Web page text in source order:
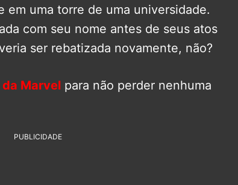
em uma torre de uma universidade.
com seu nome antes de seus atos
ser rebatizada novamente, não?
Marvel para não perder nenhuma
PUBLICIDADE